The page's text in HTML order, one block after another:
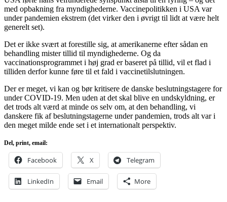
med opbakning fra myndighederne. Vaccinepolitikken i USA var
under pandemien ekstrem (det virker den i øvrigt til lidt at være helt
generelt set).
Det er ikke svært at forestille sig, at amerikanerne efter sådan en
behandling mister tillid til myndighederne. Og da
vaccinationsprogrammet i høj grad er baseret på tillid, vil et flad i
tilliden derfor kunne føre til et fald i vaccinetilslutningen.
Der er meget, vi kan og bør kritisere de danske beslutningstagere for
under COVID-19. Men uden at det skal blive en undskyldning, er
det trods alt værd at minde os selv om, at den behandling, vi
danskere fik af beslutningstagerne under pandemien, trods alt var i
den meget milde ende set i et internationalt perspektiv.
Del, print, email:
Facebook X Telegram
LinkedIn Email More